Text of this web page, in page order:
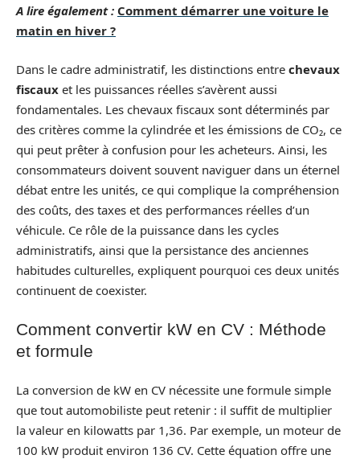
A lire également : Comment démarrer une voiture le
matin en hiver ?
Dans le cadre administratif, les distinctions entre chevaux
fiscaux et les puissances réelles s’avèrent aussi
fondamentales. Les chevaux fiscaux sont déterminés par
des critères comme la cylindrée et les émissions de CO₂, ce
qui peut prêter à confusion pour les acheteurs. Ainsi, les
consommateurs doivent souvent naviguer dans un éternel
débat entre les unités, ce qui complique la compréhension
des coûts, des taxes et des performances réelles d’un
véhicule. Ce rôle de la puissance dans les cycles
administratifs, ainsi que la persistance des anciennes
habitudes culturelles, expliquent pourquoi ces deux unités
continuent de coexister.
Comment convertir kW en CV : Méthode
et formule
La conversion de kW en CV nécessite une formule simple
que tout automobiliste peut retenir : il suffit de multiplier
la valeur en kilowatts par 1,36. Par exemple, un moteur de
100 kW produit environ 136 CV. Cette équation offre une